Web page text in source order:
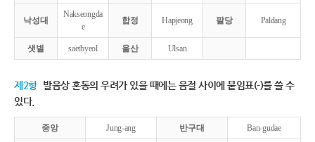
낙성대
Nakseongda
e
합정 Hapjeong 팔당 Paldang
샛별 saetbyeol 울산 Ulsan
제2항 발음상 혼동의 우려가 있을 때에는 음절 사이에 붙임표(-)를 쓸 수
있다.
중앙 Jung-ang 반구대 Ban-gudae